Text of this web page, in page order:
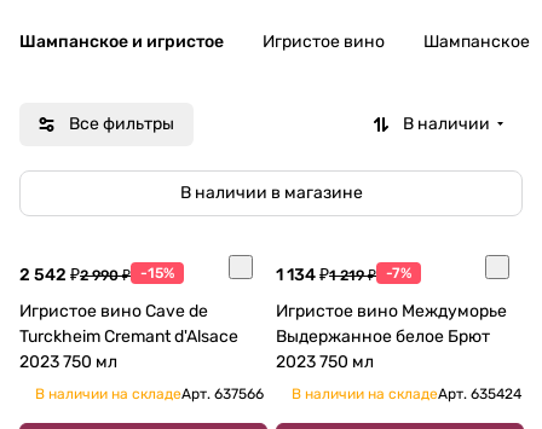
Шампанское и игристое Игристое вино Шампанское
Все фильтры В наличии
В наличии в магазине
2 542 ₽2 990 ₽ -15%
Игристое вино Cave de
Turckheim Cremant d'Alsace
2023 750 мл
В наличии на складеАрт. 637566
1 134 ₽1 219 ₽ -7%
Игристое вино Междуморье
Выдержанное белое Брют
2023 750 мл
В наличии на складеАрт. 635424